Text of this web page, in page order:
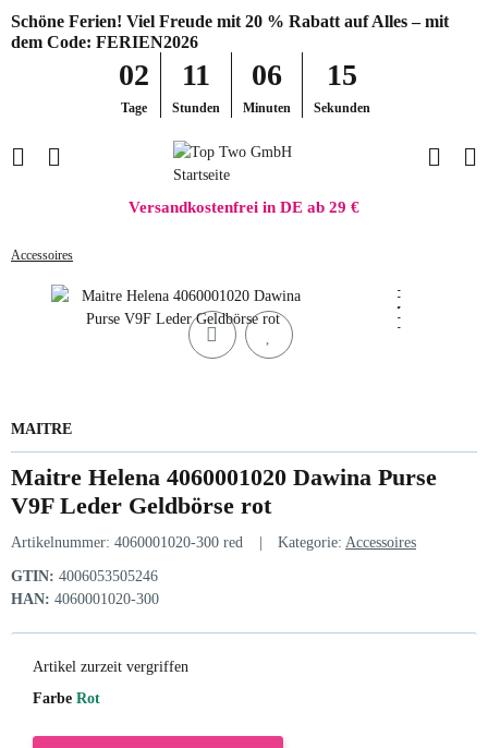
Schöne Ferien! Viel Freude mit 20 % Rabatt auf Alles – mit
dem Code: FERIEN2026
02
Tage
11
Stunden
06
Minuten
15
Sekunden
Versandkostenfrei in DE ab 29 €
Accessoires
MAITRE
Maitre Helena 4060001020 Dawina Purse
V9F Leder Geldbörse rot
Artikelnummer: 4060001020-300 red Kategorie: Accessoires
GTIN: 4006053505246
HAN: 4060001020-300
Artikel zurzeit vergriffen
Farbe Rot